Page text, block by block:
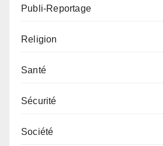
Publi-Reportage
Religion
Santé
Sécurité
Société